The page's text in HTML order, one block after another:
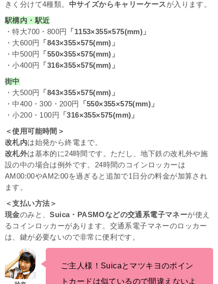
きく分けて4種類。 中サイズからキャリーケースが入ります。
駅構内・駅近
・特大700・800円
「1153×355×575(mm)」
・大600円
「843×355×575(mm)」
・中500円
「550×355×575(mm)」
・小400円
「316×355×575(mm)」
街中
・大500円
「843×355×575(mm)」
・中400・300・200円
「550×355×575(mm)」
・小200・100円
「316×355×575(mm)」
＜使用可能時間＞
改札内は始発から終電まで。
改札外は基本的に24時間です。ただし、地下鉄の改札外や施
設の中の場合は例外です。24時間のコインロッカーは
AM00:00やAM2:00を過ぎると追加で1日分の料金が加算され
ます。
＜支払い方法＞
現金のみと、Suica・PASMOなどの交通系電子マネーが使え
るコインロッカーがあります。交通系電子マネーのロッカー
は、鍵が必要ないので非常に便利です。
ご主人様！Suicaとマツキヨのポイン
トカードは似ているので間違えないよ